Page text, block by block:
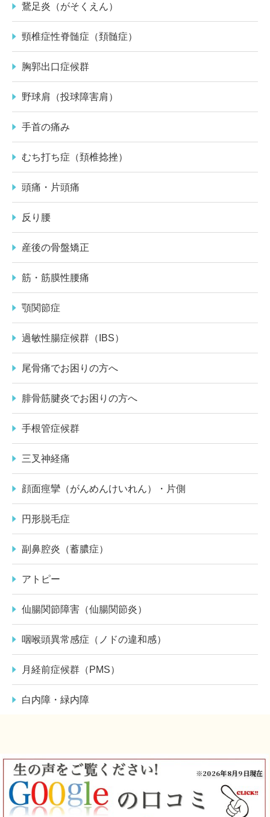
鵞足炎（がそくえん）
頸椎症性脊髄症（頚髄症）
胸郭出口症候群
野球肩（投球障害肩）
手首の痛み
むち打ち症（頚椎捻挫）
頭痛・片頭痛
反り腰
産後の骨盤矯正
筋・筋膜性腰痛
顎関節症
過敏性腸症候群（IBS）
尾骨痛でお困りの方へ
腓骨筋腱炎でお困りの方へ
手根管症候群
三叉神経痛
顔面痙攣（がんめんけいれん）・片側
円形脱毛症
副鼻腔炎（蓄膿症）
アトピー
仙腸関節障害（仙腸関節炎）
咽喉頭異常感症（ノドの違和感）
月経前症候群（PMS）
白内障・緑内障
※2026年8月9日現在